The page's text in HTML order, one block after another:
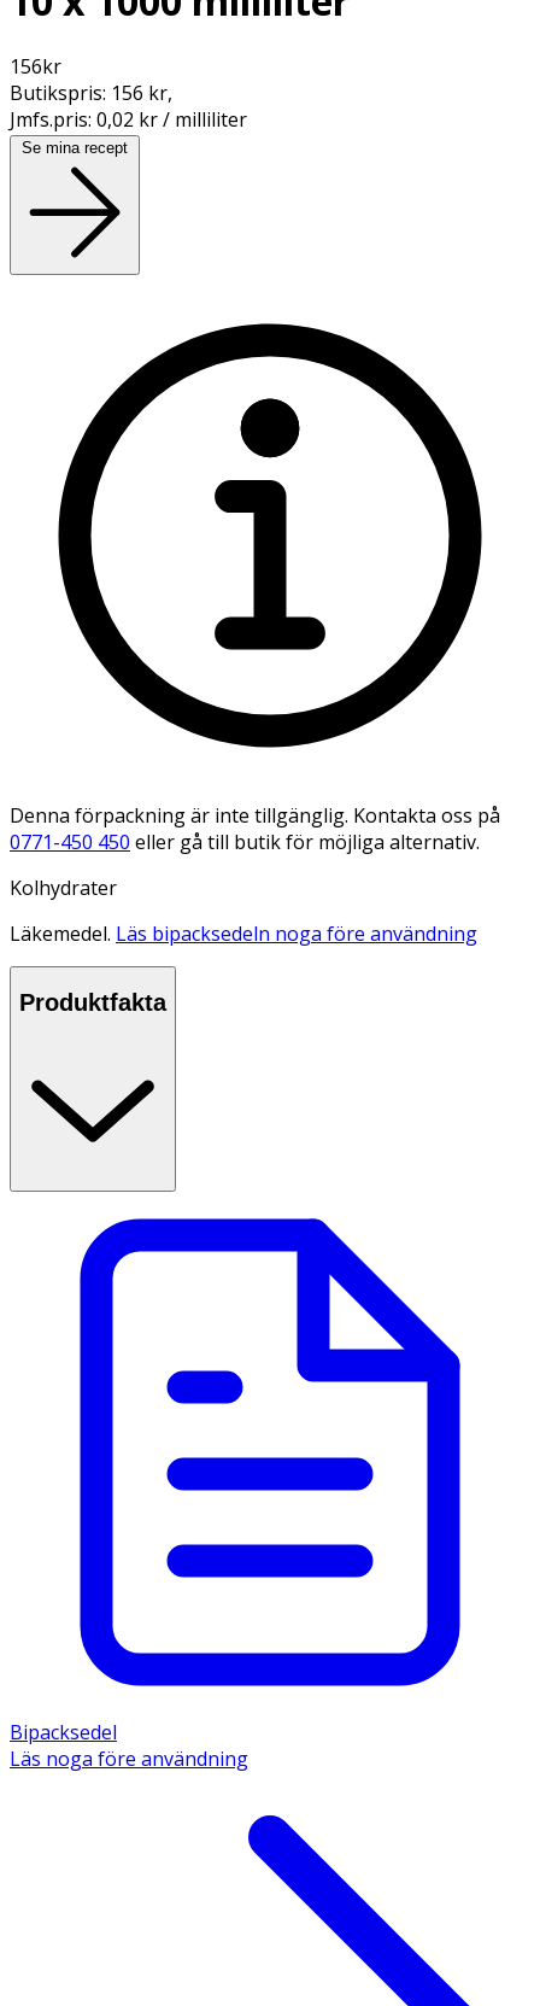
156kr
Butikspris: 156 kr,
Jmfs.pris: 0,02 kr / milliliter
Se mina recept
Denna förpackning är inte tillgänglig. Kontakta oss på
0771-450 450 eller gå till butik för möjliga alternativ.
Kolhydrater
Läkemedel. Läs bipacksedeln noga före användning
Produktfakta
Bipacksedel
Läs noga före användning